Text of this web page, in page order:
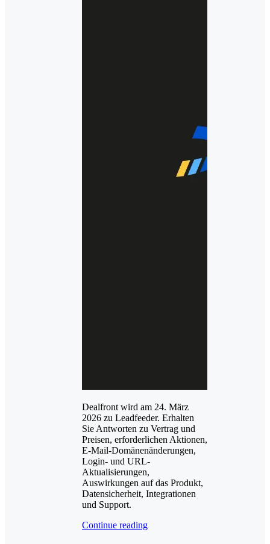
Dealfront wird am 24. März
2026 zu Leadfeeder. Erhalten
Sie Antworten zu Vertrag und
Preisen, erforderlichen Aktionen,
E-Mail-Domänenänderungen,
Login- und URL-
Aktualisierungen,
Auswirkungen auf das Produkt,
Datensicherheit, Integrationen
und Support.
Continue reading